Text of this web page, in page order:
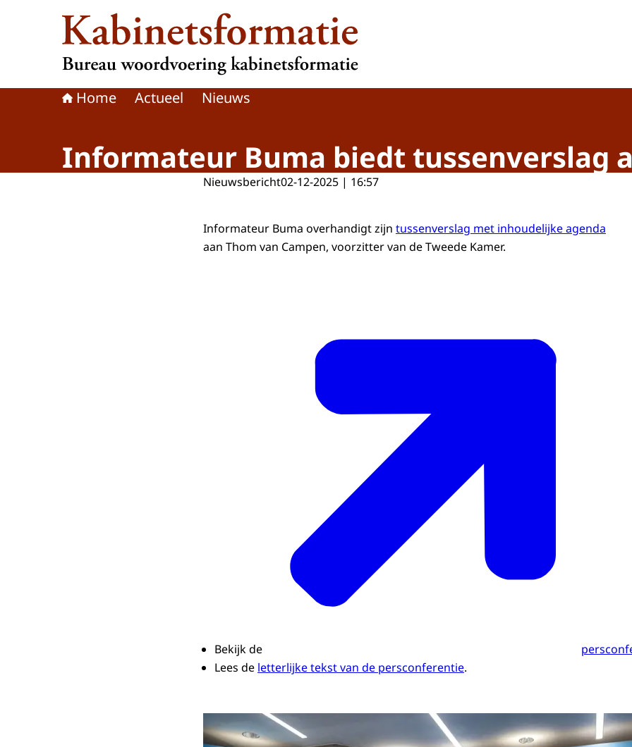
Naar de homepage van Kabinetsformatie
Home Actueel Nieuws
Informateur Buma biedt tussenverslag
Nieuwsbericht02-12-2025 | 16:57
Informateur Buma overhandigt zijn tussenverslag met inhoudelijke agenda
aan Thom van Campen, voorzitter van de Tweede Kamer.
Bekijk de
Lees de letterlijke tekst van de persconferentie.